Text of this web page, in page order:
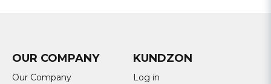
OUR COMPANY
Our Company
KUNDZON
Log in